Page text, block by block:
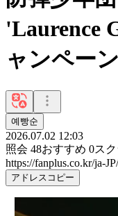
'Laurence
ャンペーン
예빵순
2026.07.02 12:03
照会 48おすすめ 0ス
https://fanplus.co.kr/ja-
アドレスコピー